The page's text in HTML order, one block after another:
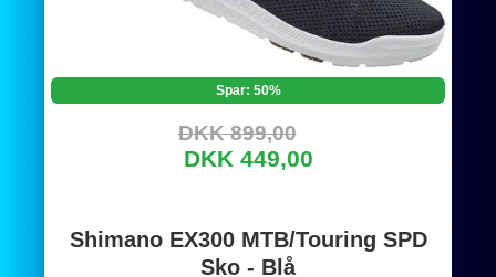
Spar: 50%
DKK 899,00
DKK 449,00
Shimano EX300 MTB/Touring SPD
Sko - Blå